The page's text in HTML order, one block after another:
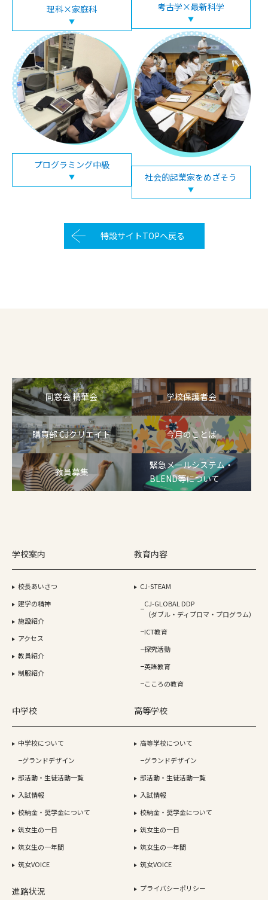
理科×家庭科
▼
考古学×最新科学
▼
プログラミング中級
▼ 社会的起業家をめざそう
▼
特設サイトTOPへ戻る
同窓会 精華会 学校保護者会
購買部 CJクリエイト 今月のことば
教員募集
緊急メールシステム・
BLEND等について
学校案内
校長あいさつ
建学の精神
施設紹介
アクセス
教員紹介
制服紹介
教育内容
CJ-STEAM
CJ-GLOBAL DDP
（ダブル・ディプロマ・プログラム）
ICT教育
探究活動
英語教育
こころの教育
中学校
中学校について
グランドデザイン
部活動・生徒活動一覧
入試情報
校納金・奨学金について
筑女生の一日
筑女生の一年間
筑女VOICE
高等学校
高等学校について
グランドデザイン
部活動・生徒活動一覧
入試情報
校納金・奨学金について
筑女生の一日
筑女生の一年間
筑女VOICE
進路状況
プライバシーポリシー